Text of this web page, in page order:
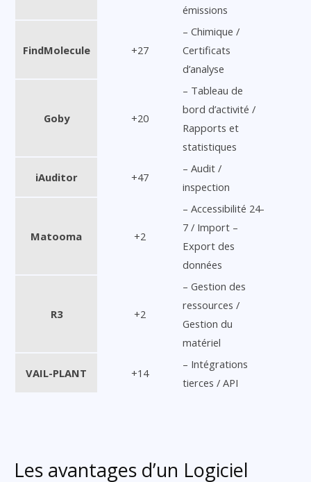
émissions
FindMolecule +27
– Chimique /
Certificats
d’analyse
Goby +20
– Tableau de
bord d’activité /
Rapports et
statistiques
iAuditor +47
– Audit /
inspection
Matooma +2
– Accessibilité 24-
7 / Import –
Export des
données
R3 +2
– Gestion des
ressources /
Gestion du
matériel
VAIL-PLANT +14
– Intégrations
tierces / API
Les avantages d’un Logiciel